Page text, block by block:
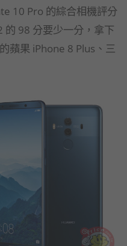
10 Pro 的綜合相機評分
的 98 分要少一分，拿下
蘋果 iPhone 8 Plus、三